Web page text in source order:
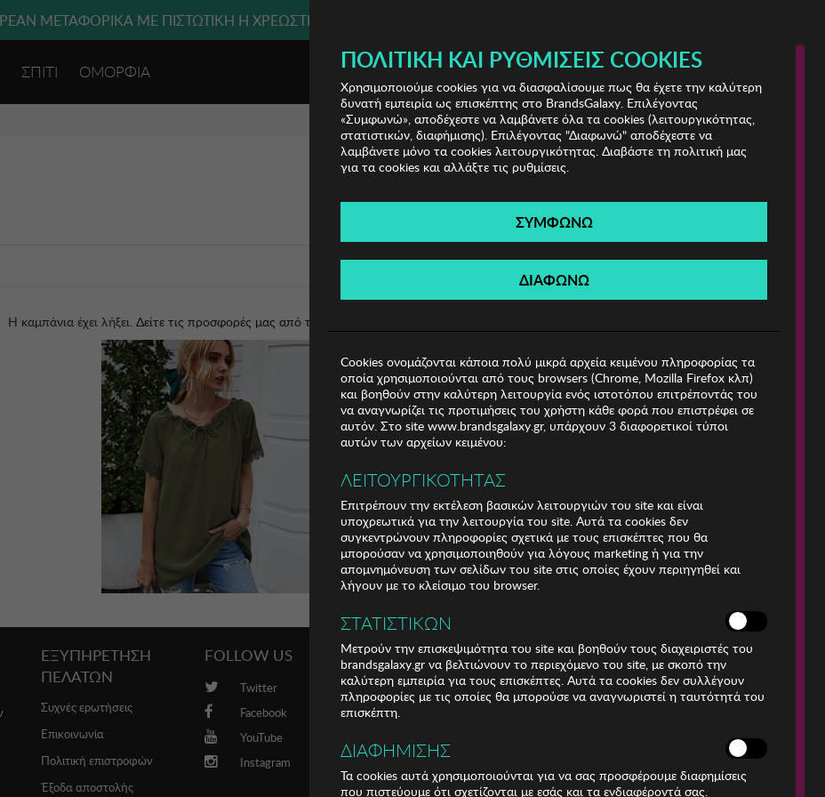
ΜΕΤΑΦΟΡΙΚΑ ΜΕ ΠΙΣΤΩΤΙΚΗ Ή ΧΡΕΩΣΤΙΚΗ ΚΑΡΤΑ, PAYPAL & IRIS!
ΣΠΙΤΙ ΟΜΟΡΦΙΑ (0)
Η καμπάνια έχει λήξει. Δείτε τις προσφορές μας από τις διαθέσιμες καμπάνιες!
ΕΞΥΠΗΡΕΤΗΣΗ
ΠΕΛΑΤΩΝ
Συχνές ερωτήσεις
Επικοινωνία
Πολιτική επιστροφών
Έξοδα αποστολής
FOLLOW US
Twitter
Facebook
YouTube
Instagram
PROMO
Brands
Για τηλεφωνικές
παραγγελίες καλέστε
211 18 94 400
9:30 - 14:30 & 24ώρες
Αριθμός Γ.Ε.Μη.:
009456401000
ΠΟΛΙΤΙΚΉ ΚΑΙ ΡΥΘΜΊΣΕΙΣ COOKIES
Χρησιμοποιούμε cookies για να διασφαλίσουμε πως θα έχετε την καλύτερη
δυνατή εμπειρία ως επισκέπτης στο BrandsGalaxy. Επιλέγοντας
«Συμφωνώ», αποδέχεστε να λαμβάνετε όλα τα cookies (λειτουργικότητας,
στατιστικών, διαφήμισης). Επιλέγοντας "Διαφωνώ" αποδέχεστε να
λαμβάνετε μόνο τα cookies λειτουργικότητας. Διαβάστε τη πολιτική μας
για τα cookies και αλλάξτε τις ρυθμίσεις.
ΣΥΜΦΩΝΩ
ΔΙΑΦΩΝΩ
Cookies ονομάζονται κάποια πολύ μικρά αρχεία κειμένου πληροφορίας τα
οποία χρησιμοποιούνται από τους browsers (Chrome, Mozilla Firefox κλπ)
και βοηθούν στην καλύτερη λειτουργία ενός ιστοτόπου επιτρέποντάς του
να αναγνωρίζει τις προτιμήσεις του χρήστη κάθε φορά που επιστρέφει σε
αυτόν. Στο site www.brandsgalaxy.gr, υπάρχουν 3 διαφορετικοί τύποι
αυτών των αρχείων κειμένου:
ΛΕΙΤΟΥΡΓΙΚΟΤΗΤΑΣ
Επιτρέπουν την εκτέλεση βασικών λειτουργιών του site και είναι
υποχρεωτικά για την λειτουργία του site. Αυτά τα cookies δεν
συγκεντρώνουν πληροφορίες σχετικά με τους επισκέπτες που θα
μπορούσαν να χρησιμοποιηθούν για λόγους marketing ή για την
απομνημόνευση των σελίδων του site στις οποίες έχουν περιηγηθεί και
λήγουν με το κλείσιμο του browser.
ΣΤΑΤΙΣΤΙΚΩΝ
Μετρούν την επισκεψιμότητα του site και βοηθούν τους διαχειριστές του
brandsgalaxy.gr να βελτιώνουν το περιεχόμενο του site, με σκοπό την
καλύτερη εμπειρία για τους επισκέπτες. Αυτά τα cookies δεν συλλέγουν
πληροφορίες με τις οποίες θα μπορούσε να αναγνωριστεί η ταυτότητά του
επισκέπτη.
ΔΙΑΦΗΜΙΣΗΣ
Τα cookies αυτά χρησιμοποιούνται για να σας προσφέρουμε διαφημίσεις
που πιστεύουμε ότι σχετίζονται με εσάς και τα ενδιαφέροντά σας.